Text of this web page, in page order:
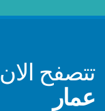
تتصفح الان
عمار